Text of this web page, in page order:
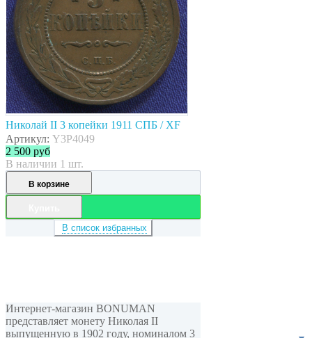
Николай II 3 копейки 1911 СПБ / XF
Артикул: Y3P4049
2 500 руб
В наличии 1 шт.
В корзине
В список избранных
Интернет-магазин BONUMAN
представляет монету Николая II
выпущенную в 1902 году, номиналом 3